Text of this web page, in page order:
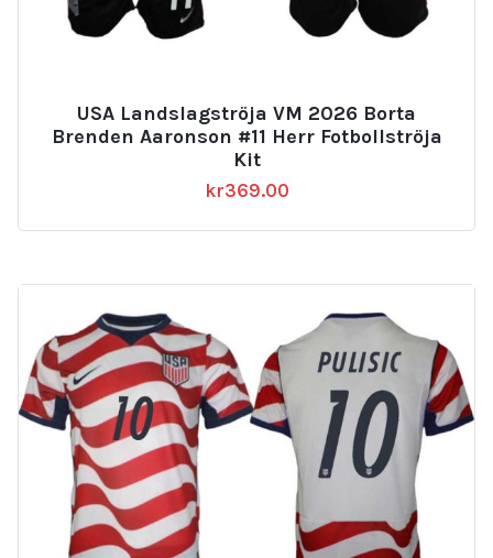
USA Landslagströja VM 2026 Borta
Brenden Aaronson #11 Herr Fotbollströja
Kit
kr369.00